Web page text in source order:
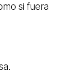
si fuera